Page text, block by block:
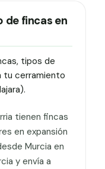
de fincas en
tipos de
tu cerramiento
tienen fincas
en expansión
Murcia en
y envía a